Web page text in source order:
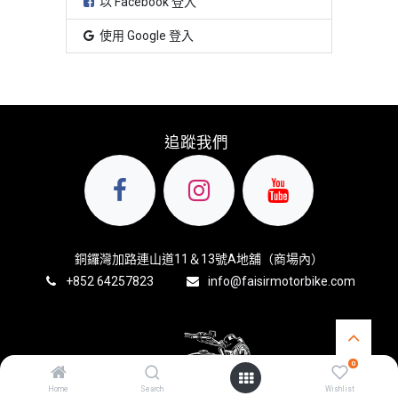
Home Search
0
Wishlist
使用 Google 登入
追蹤我們
銅鑼灣加路連山道11＆13號A地舖（商場內）
+852 64257823 info@faisirmotorbike.com